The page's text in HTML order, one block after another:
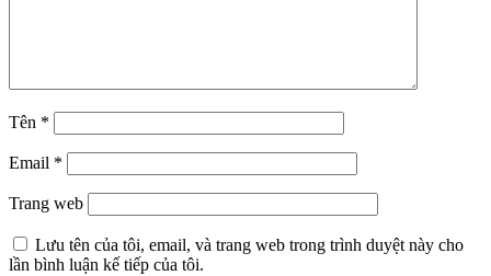
Tên *
Email *
Trang web
Lưu tên của tôi, email, và trang web trong trình duyệt này cho
lần bình luận kế tiếp của tôi.